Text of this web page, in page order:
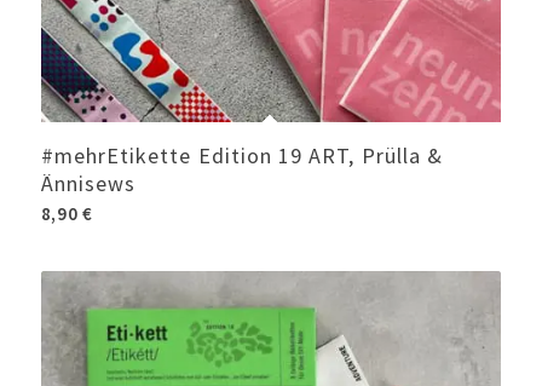
#mehrEtikette Edition 19 ART, Prülla &
Ännisews
8,90 €